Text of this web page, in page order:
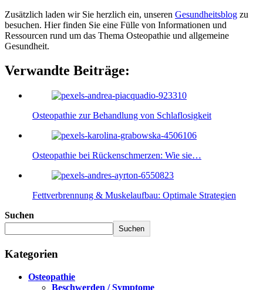
Zusätzlich laden wir Sie herzlich ein, unseren Gesundheitsblog zu
besuchen. Hier finden Sie eine Fülle von Informationen und
Ressourcen rund um das Thema Osteopathie und allgemeine
Gesundheit.
Verwandte Beiträge:
Osteopathie zur Behandlung von Schlaflosigkeit
Osteopathie bei Rückenschmerzen: Wie sie…
Fettverbrennung & Muskelaufbau: Optimale Strategien
Suchen
Suchen
Kategorien
Osteopathie
Beschwerden / Symptome